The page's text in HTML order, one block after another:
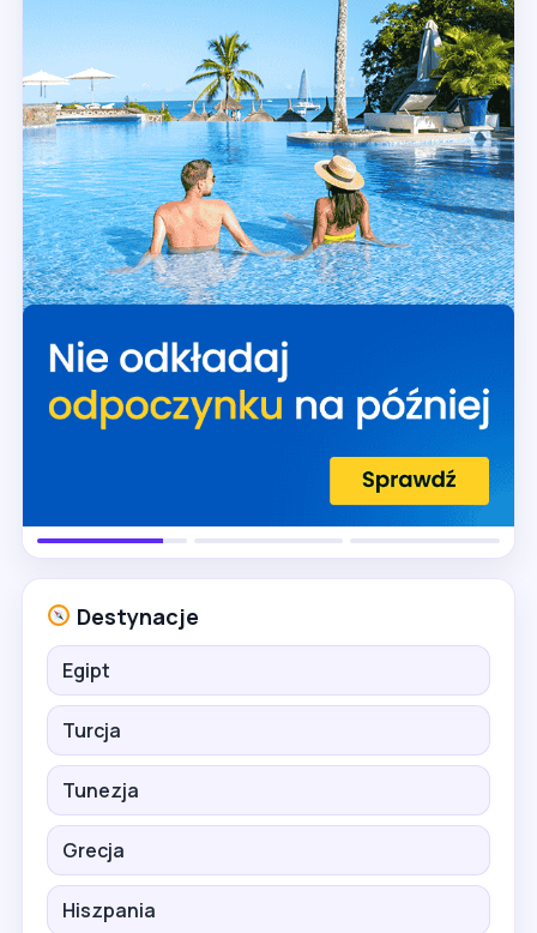
Destynacje
Egipt
Turcja
Tunezja
Grecja
Hiszpania